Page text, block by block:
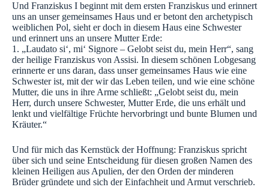
Und Franziskus I beginnt mit dem ersten Franziskus und erinnert
uns an unser gemeinsames Haus und er betont den archetypisch
weiblichen Pol, sieht er doch in diesem Haus eine Schwester
und erinnert uns an unsere Mutter Erde:
1. „Laudato si‘, mi‘ Signore – Gelobt seist du, mein Herr“, sang
der heilige Franziskus von Assisi. In diesem schönen Lobgesang
erinnerte er uns daran, dass unser gemeinsames Haus wie eine
Schwester ist, mit der wir das Leben teilen, und wie eine schöne
Mutter, die uns in ihre Arme schließt: „Gelobt seist du, mein
Herr, durch unsere Schwester, Mutter Erde, die uns erhält und
lenkt und vielfältige Früchte hervorbringt und bunte Blumen und
Kräuter.“
Und für mich das Kernstück der Hoffnung: Franziskus spricht
über sich und seine Entscheidung für diesen großen Namen des
kleinen Heiligen aus Apulien, der den Orden der minderen
Brüder gründete und sich der Einfachheit und Armut verschrieb.